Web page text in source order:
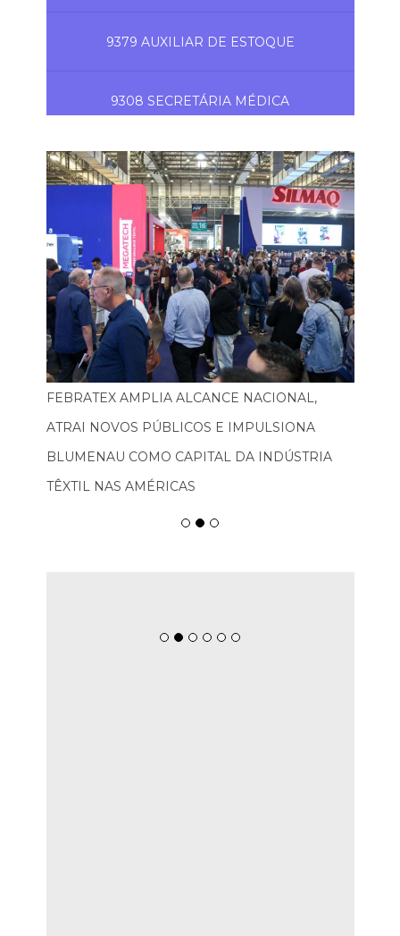
9379 AUXILIAR DE ESTOQUE
9308 SECRETÁRIA MÉDICA
FEBRATEX AMPLIA ALCANCE NACIONAL,
ATRAI NOVOS PÚBLICOS E IMPULSIONA
BLUMENAU COMO CAPITAL DA INDÚSTRIA
TÊXTIL NAS AMÉRICAS